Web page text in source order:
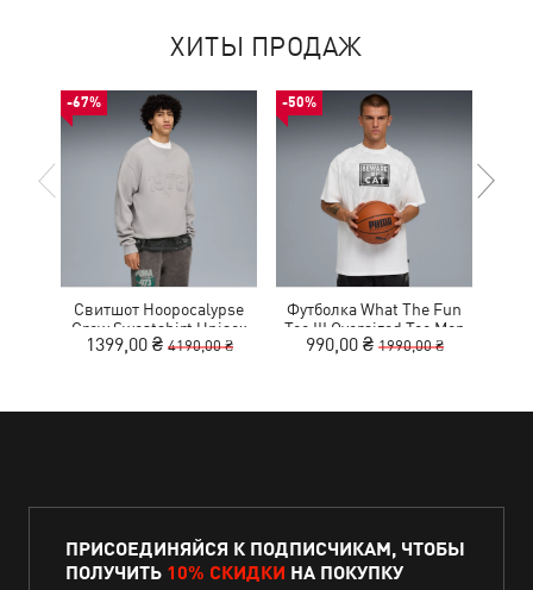
ХИТЫ ПРОДАЖ
-67%
Свитшот Hoopocalypse
Crew Sweatshirt Unisex
1399,00 ₴ 4190,00 ₴
-50%
Футболка What The Fun
Tee III Oversized Tee Men
990,00 ₴ 1990,00 ₴
ПРИСОЕДИНЯЙСЯ К ПОДПИСЧИКАМ, ЧТОБЫ
ПОЛУЧИТЬ 10% СКИДКИ НА ПОКУПКУ